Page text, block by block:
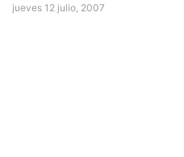
jueves 12 julio, 2007